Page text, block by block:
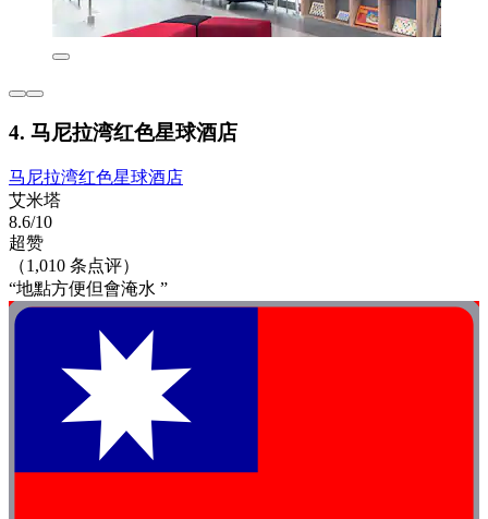
4. 马尼拉湾红色星球酒店
马尼拉湾红色星球酒店
艾米塔
8.6/10
超赞
（1,010 条点评）
“地點方便但會淹水 ”